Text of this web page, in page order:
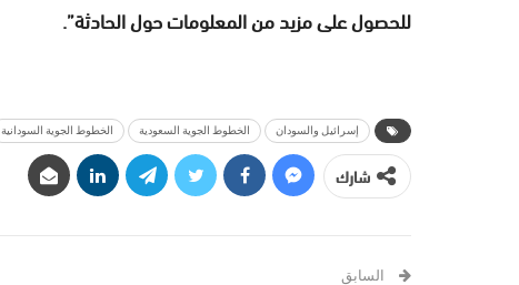
للحصول على مزيد من المعلومات حول الحادثة”.
إسرائيل والسودان الخطوط الجوية السعودية الخطوط الجوية السودانية
شارك
السابق